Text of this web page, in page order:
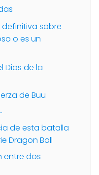
definitiva sobre
o es un
Dios de la
de Buu
de esta batalla
Dragon Ball
entre dos